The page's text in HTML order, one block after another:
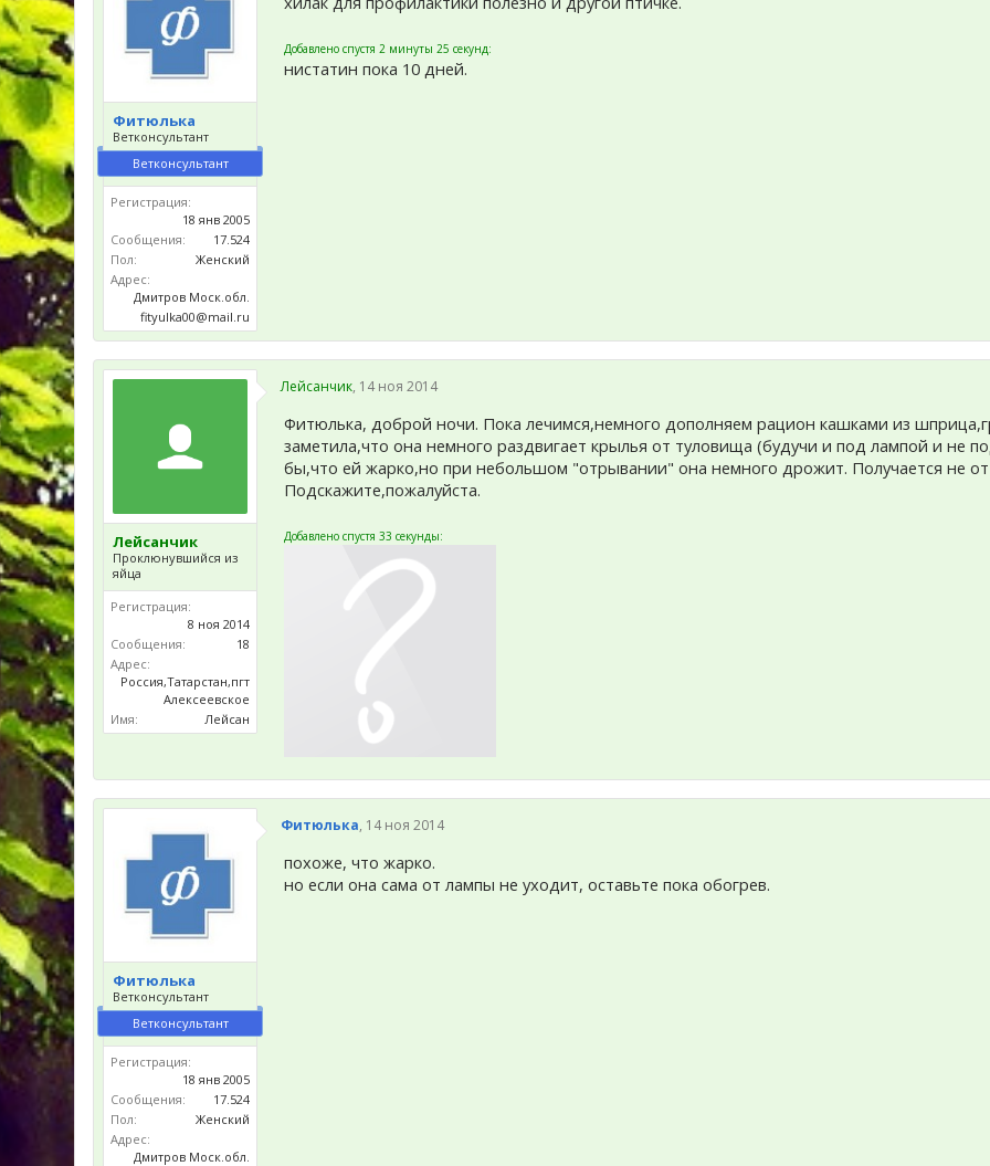
Фитюлька
Ветконсультант
Ветконсультант
Регистрация:
18 янв 2005
Сообщения:
17.524
Пол:
Женский
Адрес:
Дмитров Моск.обл.
fityulka00@mail.ru
Добавлено спустя 2 минуты 25 секунд:
нистатин пока 10 дней.
Лейсанчик
Проклюнувшийся из
яйца
Регистрация:
8 ноя 2014
Сообщения:
18
Адрес:
Россия,Татарстан,пгт
Алексеевское
Имя:
Лейсан
Лейсанчик, 14 ноя 2014
Фитюлька, доброй ночи. Пока лечимся,немного дополняем рацион кашками из
заметила,что она немного раздвигает крылья от туловища (будучи и под лампой и не
бы,что ей жарко,но при небольшом "отрывании" она немного дрожит. Получается не
Подскажите,пожалуйста.
Добавлено спустя 33 секунды:
Фитюлька
Ветконсультант
Ветконсультант
Регистрация:
18 янв 2005
Сообщения:
17.524
Пол:
Женский
Адрес:
Дмитров Моск.обл.
Фитюлька, 14 ноя 2014
похоже, что жарко.
но если она сама от лампы не уходит, оставьте пока обогрев.